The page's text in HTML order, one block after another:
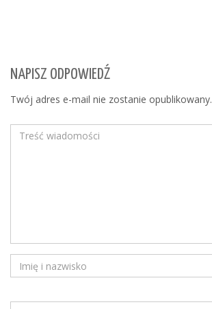
NAPISZ ODPOWIEDŹ
Twój adres e-mail nie zostanie opublikowany.